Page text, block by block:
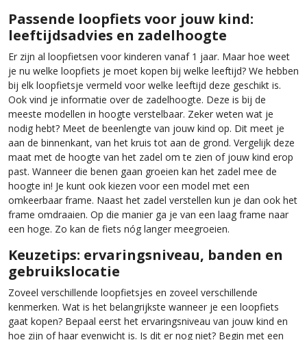
Passende loopfiets voor jouw kind:
leeftijdsadvies en zadelhoogte
Er zijn al loopfietsen voor kinderen vanaf 1 jaar. Maar hoe weet
je nu welke loopfiets je moet kopen bij welke leeftijd? We hebben
bij elk loopfietsje vermeld voor welke leeftijd deze geschikt is.
Ook vind je informatie over de zadelhoogte. Deze is bij de
meeste modellen in hoogte verstelbaar. Zeker weten wat je
nodig hebt? Meet de beenlengte van jouw kind op. Dit meet je
aan de binnenkant, van het kruis tot aan de grond. Vergelijk deze
maat met de hoogte van het zadel om te zien of jouw kind erop
past. Wanneer die benen gaan groeien kan het zadel mee de
hoogte in! Je kunt ook kiezen voor een model met een
omkeerbaar frame. Naast het zadel verstellen kun je dan ook het
frame omdraaien. Op die manier ga je van een laag frame naar
een hoge. Zo kan de fiets nóg langer meegroeien.
Keuzetips: ervaringsniveau, banden en
gebruikslocatie
Zoveel verschillende loopfietsjes en zoveel verschillende
kenmerken. Wat is het belangrijkste wanneer je een loopfiets
gaat kopen? Bepaal eerst het ervaringsniveau van jouw kind en
hoe zijn of haar evenwicht is. Is dit er nog niet? Begin met een